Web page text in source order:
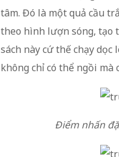
tâm. Đó là một quả cầu
theo hình lượn sóng, tạo
sách này cứ thế chạy
không chỉ có thể ngồi
Điểm nhấn